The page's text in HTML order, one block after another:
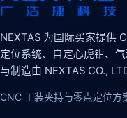
NEXTAS 为国际买家提供
定位系统、自定心虎钳、
与制造由 NEXTAS CO.,
CNC 工装夹持与零点定位方